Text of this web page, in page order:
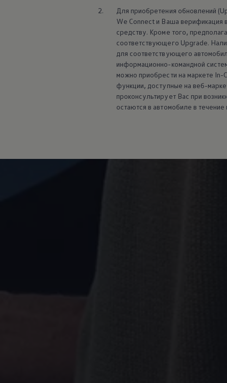
2.
Для приобретения обновлений
We Connect и Ваша верификация
средству. Кроме того,
соответствующего Upgrade.
для соответствующего
информационно-командной
можно приобрести на маркете In-
функции, доступные на веб-
проконсультирует Вас при
остаются в автомобиле в